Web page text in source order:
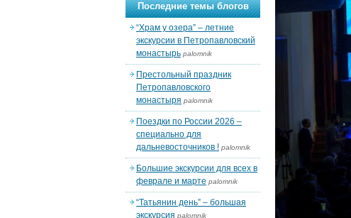
Последние темы блогов
“Храм у озера” – летние
экскурсии в Петропавловский
монастырь palomnik
Престольный праздник
Петропавловского
монастыря palomnik
Поездки по России 2026 –
специально для
дальневосточников ! palomnik
Большие экскурсии для всех в
феврале и марте palomnik
“Татьянин день” – большая
экскурсия palomnik